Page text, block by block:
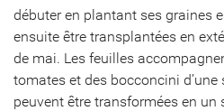
débuter en plantant ses graines
ensuite être transplantées en
de mai. Les feuilles
tomates et des bocconcini d’une
peuvent être transformées en